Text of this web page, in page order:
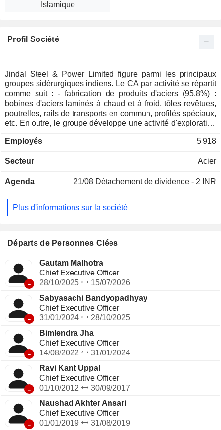
Islamique
Profil Société
Jindal Steel & Power Limited figure parmi les principaux
groupes sidérurgiques indiens. Le CA par activité se répartit
comme suit : - fabrication de produits d'aciers (95,8%) :
bobines d'aciers laminés à chaud et à froid, tôles revêtues,
poutrelles, rails de transports en commun, profilés spéciaux,
etc. En outre, le groupe développe une activité d'exploration
d'électricité (1,6%) ; - autres (2,6%) : notamment exploration
en Inde.
Employés 5 918
Secteur Acier
Agenda 21/08 Détachement de dividende - 2 INR
Plus d'informations sur la société
Départs de Personnes Clées
-
Gautam Malhotra
Chief Executive Officer
28/10/2025
15/07/2026
-
Sabyasachi Bandyopadhyay
Chief Executive Officer
31/01/2024
28/10/2025
-
Bimlendra Jha
Chief Executive Officer
14/08/2022
31/01/2024
-
Ravi Kant Uppal
Chief Executive Officer
01/10/2012
30/09/2017
-
Naushad Akhter Ansari
Chief Executive Officer
01/01/2019
31/08/2019